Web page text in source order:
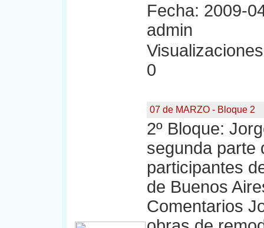
Fecha: 2009-
admin
0
07 de MARZO - Bloque 2
2º Bloque:
segunda parte
participantes
de Buenos
Comentarios